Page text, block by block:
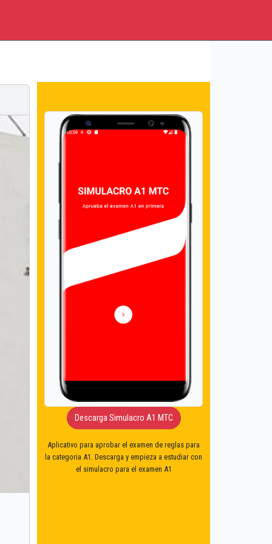
Descarga Simulacro A1 MTC
Aplicativo para aprobar el examen de reglas para
la categoria A1. Descarga y empieza a estudiar con
el simulacro para el examen A1